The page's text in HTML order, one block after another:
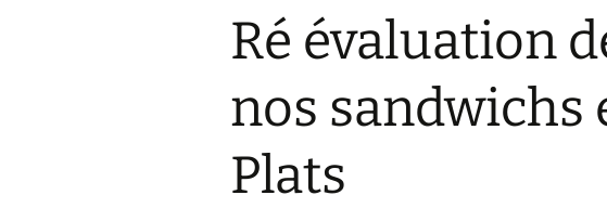
Ré évaluation
nos sandwichs
Plats